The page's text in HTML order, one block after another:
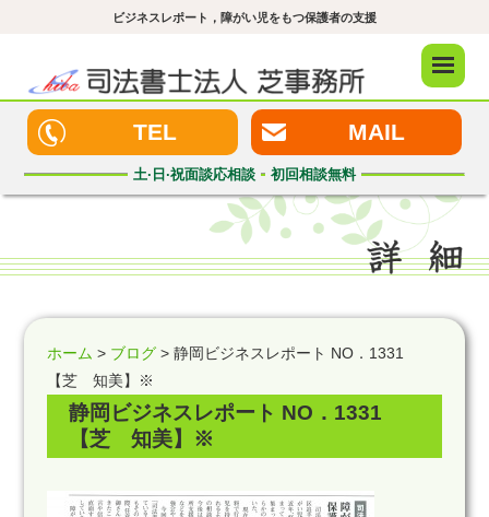
ビジネスレポート，障がい児をもつ保護者の支援
メニュ
TEL MAIL
土·日·祝面談応相談 初回相談無料
ホーム > ブログ> 静岡ビジネスレポート NO．1331
【芝 知美】※
静岡ビジネスレポート NO．1331
【芝 知美】※